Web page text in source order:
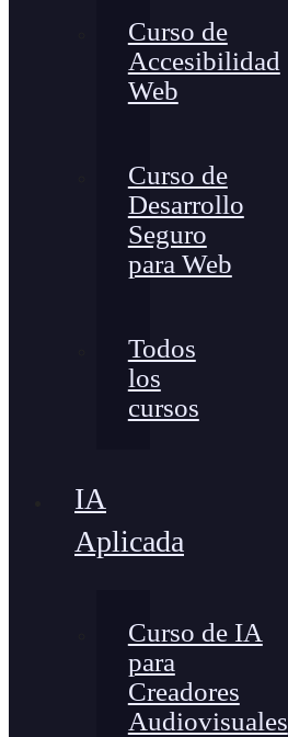
Curso de
Accesibilidad
Web
Curso de
Desarrollo
Seguro
para Web
Todos
los
cursos
IA
Aplicada
Curso de IA
para
Creadores
Audiovisuales